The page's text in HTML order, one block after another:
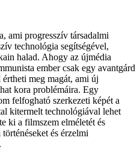
ami progresszív társadalmi
technológia segítségével,
halad. Ahogy az újmédia
ember csak egy avantgárd
meg magát, ami új
kora problémáira. Egy
felfogható szerkezeti képét a
kitermelt technológiával lehet
ki a filmszem elméletét és
és érzelmi